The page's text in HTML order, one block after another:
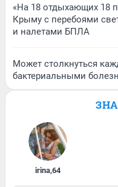
«На 18 отдыхающих 18
Крыму с перебоями
и налетами БПЛА
Может столкнуться
бактериальными
irina,64